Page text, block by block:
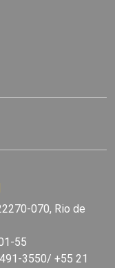
070, Rio de
55
3550/ +55 21